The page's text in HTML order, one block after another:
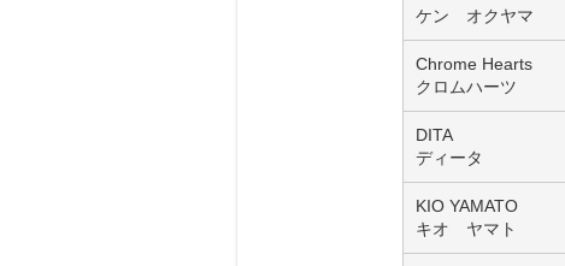
ケン オクヤマ
Chrome Hearts
クロムハーツ
DITA
ディータ
KIO YAMATO
キオ ヤマト